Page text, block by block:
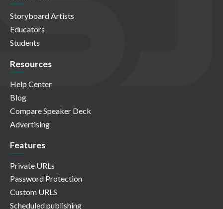
Storyboard Artists
Educators
Students
Resources
Help Center
Blog
Compare Speaker Deck
Advertising
Features
Private URLs
Password Protection
Custom URLS
Scheduled publishing